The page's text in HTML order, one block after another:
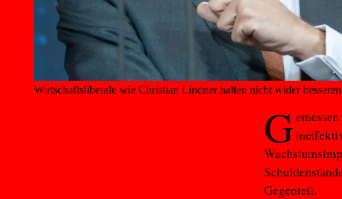
Wirtschaftsliberale wie Christian Lindner halten nicht wider
G
Gegenteil.